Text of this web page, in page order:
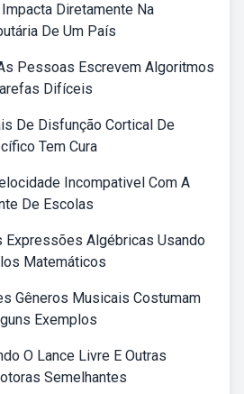
Diretamente Na
De Um País
Pessoas Escrevem Algoritmos
Difíceis
De Disfunção Cortical De
Tem Cura
Incompativel Com A
De Escolas
Expressões Algébricas Usando
Matemáticos
Gêneros Musicais Costumam
Exemplos
O Lance Livre E Outras
Semelhantes